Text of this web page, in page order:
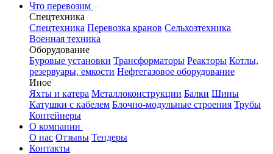
Что перевозим
Спецтехника
Спецтехника Перевозка кранов Сельхозтехника
Военная техника
Оборудование
Буровые установки Трансформаторы Реакторы Котлы,
резервуары, емкости Нефтегазовое оборудование
Иное
Яхты и катера Металлоконструкции Балки Шины
Катушки с кабелем Блочно-модульные строения Трубы
Контейнеры
О компании
О нас Отзывы Тендеры
Контакты